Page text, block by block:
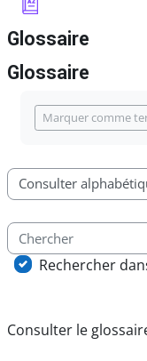
Glossaire
Glossaire
Conditions
Marquer comme
Consulter le
Chercher
Rechercher
Consulter le